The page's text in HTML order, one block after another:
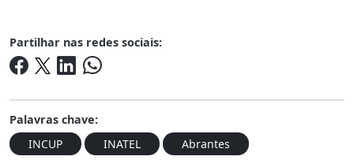
Partilhar nas redes sociais:
Palavras chave:
INCUP
INATEL Abrantes